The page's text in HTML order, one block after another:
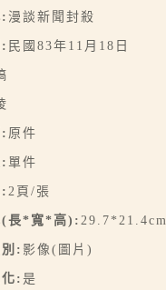
漫談新聞封殺
民國83年11月18日
原件
單件
2頁/張
(長*寬*高): 29.7*21.4cm
: 影像(圖片)
:是